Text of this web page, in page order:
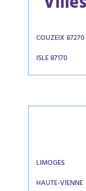
COUZEIX 87270
ISLE 87170
LIMOGES
HAUTE-VIENNE